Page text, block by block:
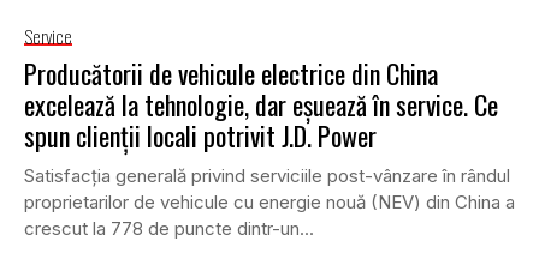
Service
Producătorii de vehicule electrice din China
excelează la tehnologie, dar eșuează în service. Ce
spun clienții locali potrivit J.D. Power
Satisfacția generală privind serviciile post-vânzare în rândul
proprietarilor de vehicule cu energie nouă (NEV) din China a
crescut la 778 de puncte dintr-un...